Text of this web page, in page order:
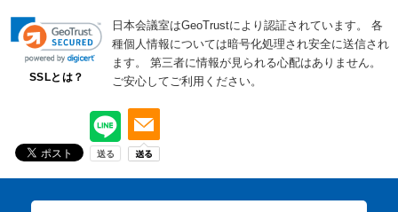
SSLとは？
日本会議室はGeoTrustにより認証されています。
各
種個人情報については暗号化処理され安全に送信され
ます。
第三者に情報が見られる心配はありません。
ご安心してご利用ください。